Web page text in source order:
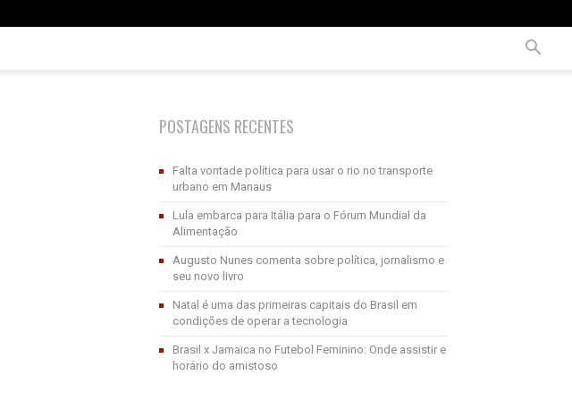
POSTAGENS RECENTES
Falta vontade política para usar o rio no transporte
urbano em Manaus
Lula embarca para Itália para o Fórum Mundial da
Alimentação
Augusto Nunes comenta sobre política, jornalismo e
seu novo livro
Natal é uma das primeiras capitais do Brasil em
condições de operar a tecnologia
Brasil x Jamaica no Futebol Feminino: Onde assistir e
horário do amistoso